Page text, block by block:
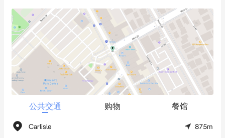
免责声明：
此信息仅供一般参考之用，基于卖方提供的信息，可能会有所变
更。对其准确性不作任何保证或陈述，意向方不应依赖这些信
息，应自行进行独立询问。
公共交通 购物 餐馆
Carlisle 875m